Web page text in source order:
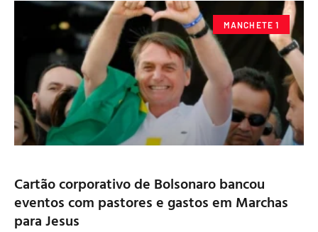
MANCHETE 1
Cartão corporativo de Bolsonaro bancou
eventos com pastores e gastos em Marchas
para Jesus